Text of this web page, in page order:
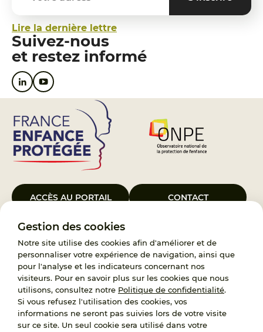
Gestion des cookies
Notre site utilise des cookies afin d'améliorer et de
personnaliser votre expérience de navigation, ainsi que
pour l'analyse et les indicateurs concernant nos
visiteurs. Pour en savoir plus sur les cookies que nous
utilisons, consultez notre Politique de confidentialité.
Si vous refusez l'utilisation des cookies, vos
informations ne seront pas suivies lors de votre visite
sur ce site. Un seul cookie sera utilisé dans votre
Lire la dernière lettre
Suivez-nous
et restez informé
ACCÈS AU PORTAIL CONTACT
Le Groupement d’Intérêt Public France Enfance Protégée, créé le 5
janvier 2023, a pour objet d’assurer les missions de service public du
119, d’accompagnement des adoptants et de traitement des
demandes d’accès aux origines personnelles. France Enfance
Protégée est également un observatoire et une ressource pour
l’ensemble des professionnels, ainsi qu’un appui à l’élaboration de la
politique publique à travers le soutien à l’activité des conseils
nationaux.